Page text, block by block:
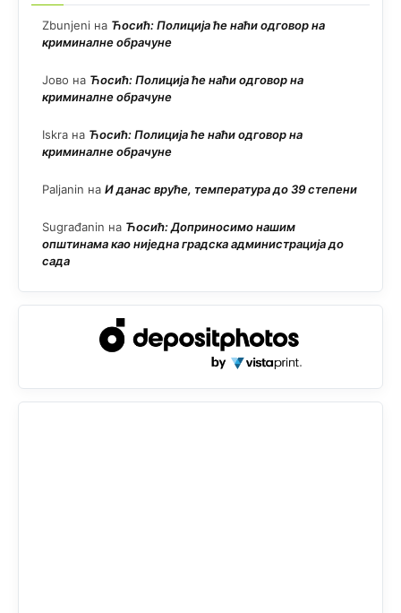
Zbunjeni на Ћосић: Полиција ће наћи одговор на
криминалне обрачуне
Јово на Ћосић: Полиција ће наћи одговор на
криминалне обрачуне
Iskra на Ћосић: Полиција ће наћи одговор на
криминалне обрачуне
Paljanin на И данас вруће, температура до 39 степени
Sugrađanin на Ћосић: Доприносимо нашим
општинама као ниједна градска администрација до
сада